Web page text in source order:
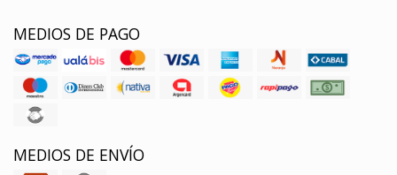
MEDIOS DE PAGO
MEDIOS DE ENVÍO